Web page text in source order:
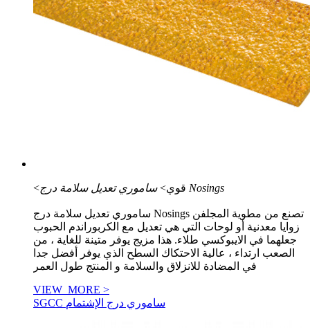
<قوي> ساموري تعديل سلامة درج Nosings
ساموري تعديل سلامة درج Nosings تصنع من مطوية المجلفن
زوايا معدنية أو لوحات التي هي تعديل مع الكربوراندم الحبوب
جعلهما في الايبوكسي طلاء. هذا مزيج يوفر متينة للغاية ، من
الصعب ارتداء ، عالية الاحتكاك السطح الذي يوفر أفضل جدا
في المضادة للانزلاق والسلامة و المنتج طول العمر
VIEW_MORE >
SGCC ساموري درج الإشتمام